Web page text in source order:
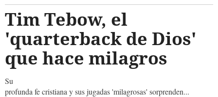
Tim Tebow, el
'quarterback de Dios'
que hace milagros
Su
profunda fe cristiana y sus jugadas 'milagrosas' sorprenden...